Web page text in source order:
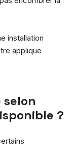
installation
applique
?